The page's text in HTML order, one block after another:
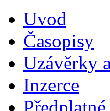
Uvod
Časopisy
Uzávěrky
Inzerce
Předplatné